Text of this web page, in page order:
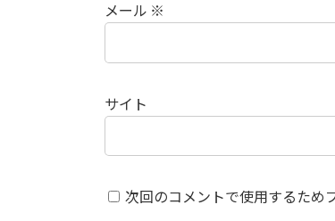
メール ※
サイト
次回のコメントで使用するため